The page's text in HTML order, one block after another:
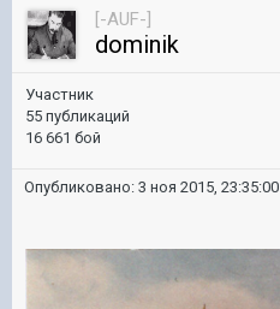
[-AUF-]
dominik
Участник
55 публикаций
16 661 бой
Опубликовано: 3 ноя 2015, 23:35:00